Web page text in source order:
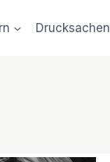
Drucksachen